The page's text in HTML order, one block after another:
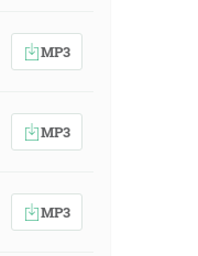
MP3
MP3
MP3